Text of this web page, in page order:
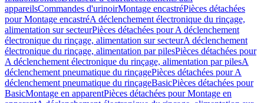
appareilsCommandes d'urinoirMontage encastréPièces détachées
pour Montage encastréA déclenchement électronique du rinçage,
alimentation sur secteurPièces détachées pour A déclenchement
électronique du rinçage, alimentation sur secteurA déclenchement
électronique du rinçage, alimentation par pilesPièces détachées pour
A déclenchement électronique du rinçage, alimentation par pilesA
déclenchement pneumatique du rinçagePièces détachées pour A
déclenchement pneumatique du rinçageBasicPièces détachées pour
BasicMontage en apparentPièces détachées pour Montage en